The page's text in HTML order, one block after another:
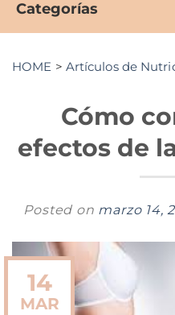
Categorías
HOME > Artículos de
Cómo
efectos de
Posted on marzo 14,
14
MAR